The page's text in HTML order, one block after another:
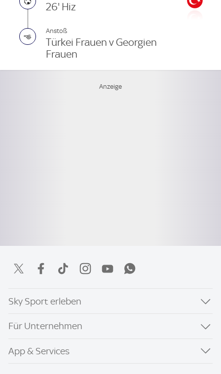
26' Hiz
Anstoß
Türkei Frauen v Georgien
Frauen
Sky Sport erleben
Für Unternehmen
App & Services